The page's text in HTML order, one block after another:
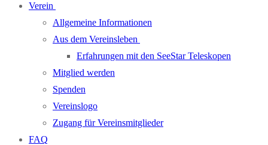
Verein
Allgemeine Informationen
Aus dem Vereinsleben
Erfahrungen mit den SeeStar Teleskopen
Mitglied werden
Spenden
Vereinslogo
Zugang für Vereinsmitglieder
FAQ